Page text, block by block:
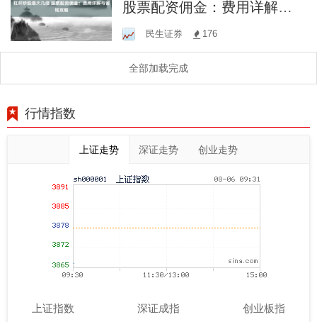
股票配资佣金：费用详解与
省钱攻略
民生证券 176
全部加载完成
行情指数
上证走势 深证走势 创业走势
上证指数 深证成指 创业板指